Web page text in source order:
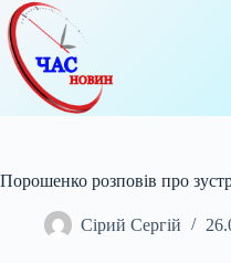
Перейти
до
вмісту
Порошенко розповів про
Сірий Сергій